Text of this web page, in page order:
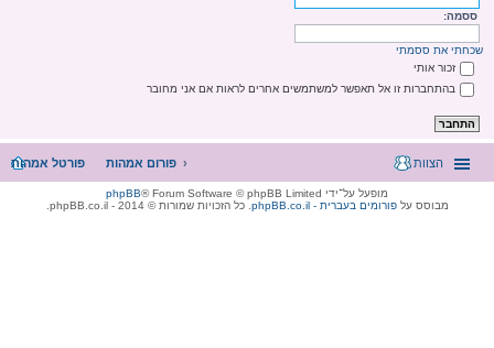
ססמה:
שכחתי את ססמתי
זכור אותי
בהתחברות זו אל תאפשר למשתמשים אחרים לראות אם אני מחובר
פורטל אמהות פורום אמהות הצוות
מופעל על־ידי phpBB® Forum Software © phpBB Limited
מבוסס עלphpBB.co.il - פורומים בעברית . כל הזכויות שמורות © 2014 - phpBB.co.il.